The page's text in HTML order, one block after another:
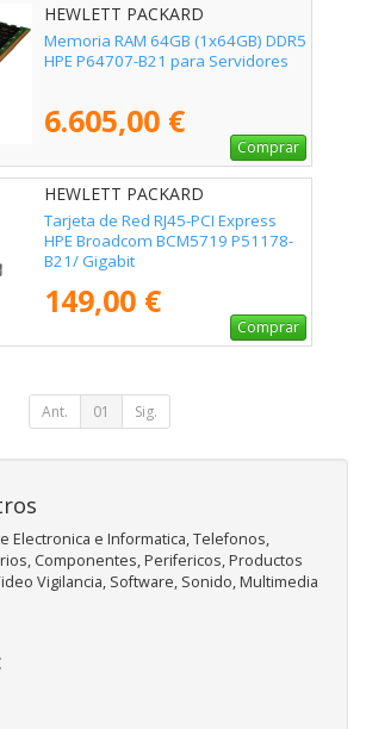
HEWLETT PACKARD
ENTERPRISE - P64707-B21
Memoria RAM 64GB (1x64GB) DDR5
HPE P64707-B21 para Servidores
6.605,00 €
Comprar
HEWLETT PACKARD
ENTERPRISE - P51178-B21
Tarjeta de Red RJ45-PCI Express
HPE Broadcom BCM5719 P51178-
B21/ Gigabit
149,00 €
Comprar
Ant. 01 Sig.
Electronica e Informatica, Telefonos,
Componentes, Perifericos, Productos
Vigilancia, Software, Sonido, Multimedia